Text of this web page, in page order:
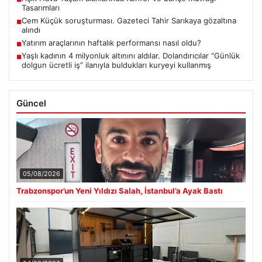
Tasarımları
■Cem Küçük soruşturması. Gazeteci Tahir Sarıkaya gözaltına
alındı
■Yatırım araçlarının haftalık performansı nasıl oldu?
■Yaşlı kadının 4 milyonluk altınını aldılar. Dolandırıcılar “Günlük
dolgun ücretli iş” ilanıyla buldukları kuryeyi kullanmış
Güncel
05/08/2026
Trabzonspor’un Yeni Yıldızı Salah, İstanbul’a Ayak Bastı